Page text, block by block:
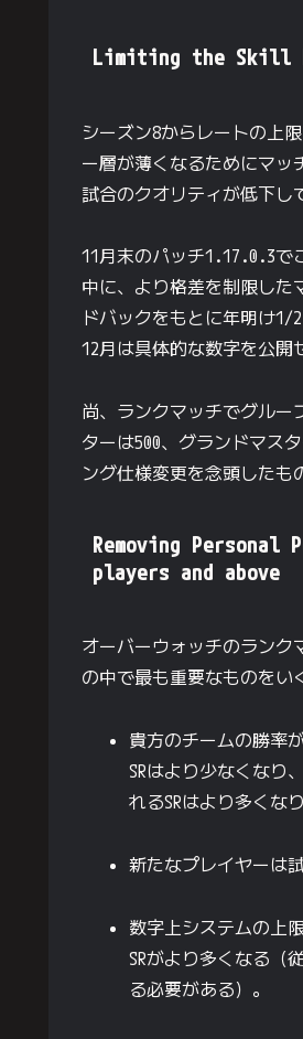
Limiting the Skill
シーズン8からレートの上
ー層が薄くなるためにマッ
試合のクオリティが低下し
11月末のパッチ1.17.0.3で
中に、より格差を制限し
ドバックをもとに年明け1/
12月は具体的な数字を公開
尚、ランクマッチでグルー
ターは500、グランドマス
ング仕様変更を念頭したも
Removing
players and above
オーバーウォッチのランク
の中で最も重要なものをい
貴方のチームの勝率
SRはより少なくなり
れるSRはより多くな
新たなプレイヤーは
数字上システムの上
SRがより多くなる（
る必要がある）。